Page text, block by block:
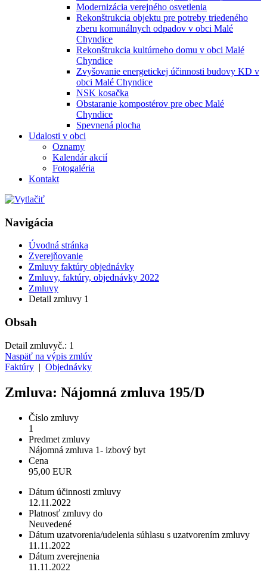
Modernizácia verejného osvetlenia
Rekonštrukcia objektu pre potreby triedeného
zberu komunálnych odpadov v obci Malé
Chyndice
Rekonštrukcia kultúrneho domu v obci Malé
Chyndice
Zvyšovanie energetickej účinnosti budovy KD v
obci Malé Chyndice
NSK kosačka
Obstaranie kompostérov pre obec Malé
Chyndice
Spevnená plocha
Udalosti v obci
Oznamy
Kalendár akcií
Fotogaléria
Kontakt
Navigácia
Úvodná stránka
Zverejňovanie
Zmluvy faktúry objednávky
Zmluvy, faktúry, objednávky 2022
Zmluvy
Detail zmluvy 1
Obsah
Detail zmluvyč.: 1
Naspäť na výpis zmlúv
Faktúry | Objednávky
Zmluva: Nájomná zmluva 195/D
Číslo zmluvy
1
Predmet zmluvy
Nájomná zmluva 1- izbový byt
Cena
95,00 EUR
Dátum účinnosti zmluvy
12.11.2022
Platnosť zmluvy do
Neuvedené
Dátum uzatvorenia/udelenia súhlasu s uzatvorením zmluvy
11.11.2022
Dátum zverejnenia
11.11.2022